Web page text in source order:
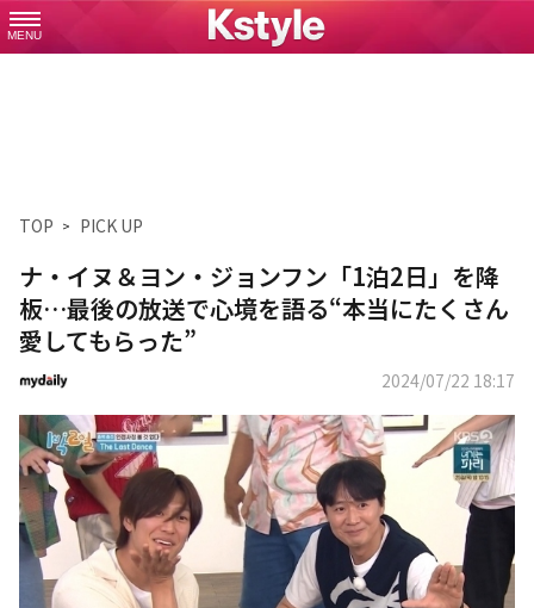
MENU
TOP PICK UP
ナ・イヌ＆ヨン・ジョンフン「1泊2日」を降
板…最後の放送で心境を語る“本当にたくさん
愛してもらった”
2024/07/22 18:17